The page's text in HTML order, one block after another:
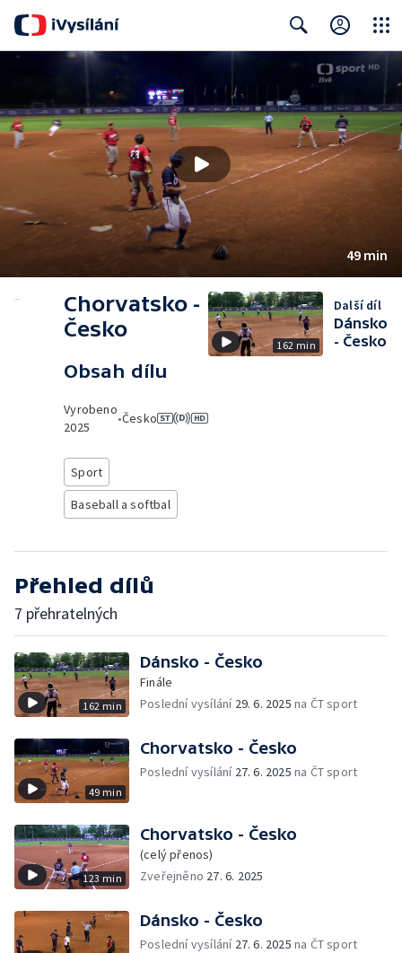
Search Close
49 min
Chorvatsko -
Česko
Obsah dílu
Vyrobeno
2025
•Česko
Sport
Baseball a softbal
162 min
Další díl
Dánsko
- Česko
Přehled dílů
7 přehratelných
162 min
Dánsko - Česko
Finále
Poslední vysílání 29. 6. 2025 na ČT sport
49 min
Chorvatsko - Česko
Poslední vysílání 27. 6. 2025 na ČT sport
123 min
Chorvatsko - Česko
(celý přenos)
Zveřejněno 27. 6. 2025
Dánsko - Česko
Poslední vysílání 27. 6. 2025 na ČT sport